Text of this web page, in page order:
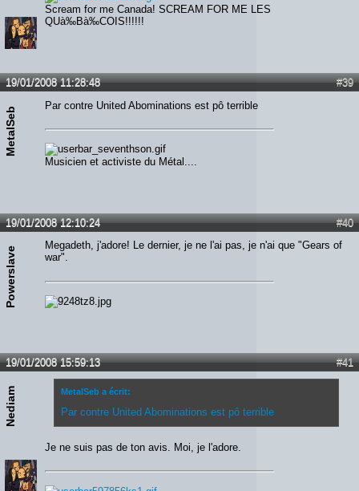
Scream for me Canada! SCREAM FOR ME LES
QUà‰Bà‰COIS!!!!!!
#39
19/01/2008 11:28:48
MetalSeb
Par contre United Abominations est pô terrible
Musicien et activiste du Métal....
#40
19/01/2008 12:10:24
Powerslave
Megadeth, j'adore! Le dernier, je ne l'ai pas, je n'ai que "Gears of
war".
#41
19/01/2008 15:59:13
Nediam MetalSeb a écrit:
Par contre United Abominations est pô terrible
Je ne suis pas de ton avis. Moi, je l'adore.